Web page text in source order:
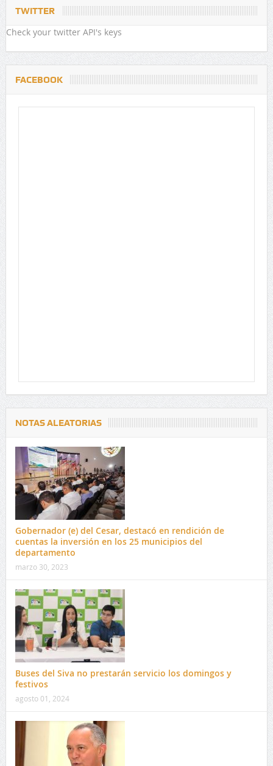
TWITTER
Check your twitter API's keys
FACEBOOK
NOTAS ALEATORIAS
Gobernador (e) del Cesar, destacó en rendición de
cuentas la inversión en los 25 municipios del
departamento
marzo 30, 2023
Buses del Siva no prestarán servicio los domingos y
festivos
agosto 01, 2024